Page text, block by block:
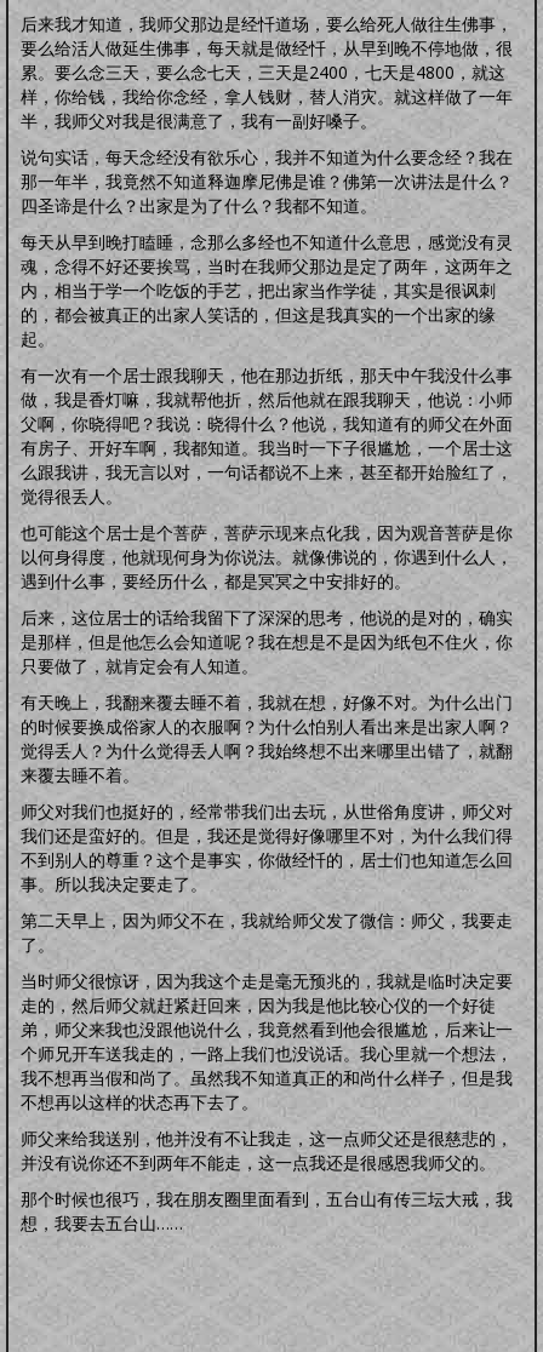
后来我才知道，我师父那边是经忏道场，要么给死人做往生佛事，
要么给活人做延生佛事，每天就是做经忏，从早到晚不停地做，很
累。要么念三天，要么念七天，三天是2400，七天是4800，就这
样，你给钱，我给你念经，拿人钱财，替人消灾。就这样做了一年
半，我师父对我是很满意了，我有一副好嗓子。
说句实话，每天念经没有欲乐心，我并不知道为什么要念经？我在
那一年半，我竟然不知道释迦摩尼佛是谁？佛第一次讲法是什么？
四圣谛是什么？出家是为了什么？我都不知道。
每天从早到晚打瞌睡，念那么多经也不知道什么意思，感觉没有灵
魂，念得不好还要挨骂，当时在我师父那边是定了两年，这两年之
内，相当于学一个吃饭的手艺，把出家当作学徒，其实是很讽刺
的，都会被真正的出家人笑话的，但这是我真实的一个出家的缘
起。
有一次有一个居士跟我聊天，他在那边折纸，那天中午我没什么事
做，我是香灯嘛，我就帮他折，然后他就在跟我聊天，他说：小师
父啊，你晓得吧？我说：晓得什么？他说，我知道有的师父在外面
有房子、开好车啊，我都知道。我当时一下子很尴尬，一个居士这
么跟我讲，我无言以对，一句话都说不上来，甚至都开始脸红了，
觉得很丢人。
也可能这个居士是个菩萨，菩萨示现来点化我，因为观音菩萨是你
以何身得度，他就现何身为你说法。就像佛说的，你遇到什么人，
遇到什么事，要经历什么，都是冥冥之中安排好的。
后来，这位居士的话给我留下了深深的思考，他说的是对的，确实
是那样，但是他怎么会知道呢？我在想是不是因为纸包不住火，你
只要做了，就肯定会有人知道。
有天晚上，我翻来覆去睡不着，我就在想，好像不对。为什么出门
的时候要换成俗家人的衣服啊？为什么怕别人看出来是出家人啊？
觉得丢人？为什么觉得丢人啊？我始终想不出来哪里出错了，就翻
来覆去睡不着。
师父对我们也挺好的，经常带我们出去玩，从世俗角度讲，师父对
我们还是蛮好的。但是，我还是觉得好像哪里不对，为什么我们得
不到别人的尊重？这个是事实，你做经忏的，居士们也知道怎么回
事。所以我决定要走了。
第二天早上，因为师父不在，我就给师父发了微信：师父，我要走
了。
当时师父很惊讶，因为我这个走是毫无预兆的，我就是临时决定要
走的，然后师父就赶紧赶回来，因为我是他比较心仪的一个好徒
弟，师父来我也没跟他说什么，我竟然看到他会很尴尬，后来让一
个师兄开车送我走的，一路上我们也没说话。我心里就一个想法，
我不想再当假和尚了。虽然我不知道真正的和尚什么样子，但是我
不想再以这样的状态再下去了。
师父来给我送别，他并没有不让我走，这一点师父还是很慈悲的，
并没有说你还不到两年不能走，这一点我还是很感恩我师父的。
那个时候也很巧，我在朋友圈里面看到，五台山有传三坛大戒，我
想，我要去五台山……